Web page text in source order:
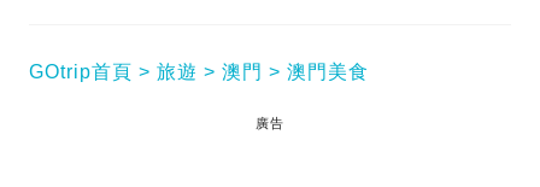
GOtrip首頁 旅遊 澳門 澳門美食
廣告